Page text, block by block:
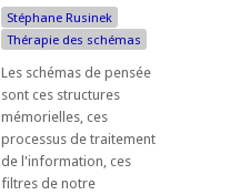
Stéphane Rusinek
Thérapie des schémas
Les schémas de pensée
sont ces structures
mémorielles, ces
processus de traitement
de l'information, ces
filtres de notre